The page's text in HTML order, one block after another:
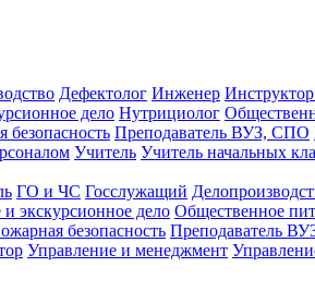
Дефектолог Инженер
дело Нутрициолог
безопасность Преподаватель ВУЗ, СПО
Учитель Учитель начальных
ГО и ЧС Госслужащий
экскурсионное дело Общественное
безопасность Преподаватель
Управление и менеджмент